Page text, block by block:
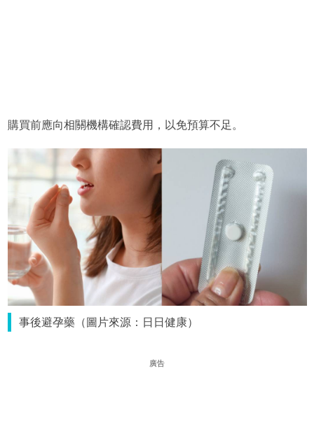
購買前應向相關機構確認費用，以免預算不足。
事後避孕藥（圖片來源：日日健康）
廣告